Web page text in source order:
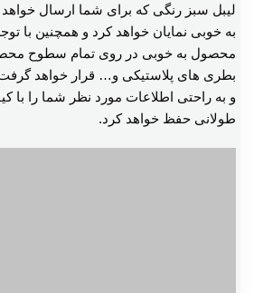
لیبل سبز رنگی که برای شما ارسال
به خوبی نمایان خواهد کرد و همچنین با
محصول به خوبی در روی تمام سطوح
بطری های پلاستیکی و… قرار خواهد گرفت.
و به راحتی اطلاعات مورد نظر شما را با
طولانی حفظ خواهد کرد.